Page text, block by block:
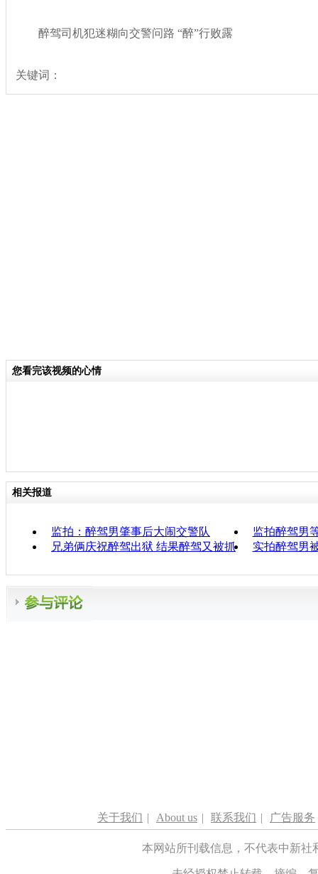
醉驾司机犯迷糊向交警问路 “醉”行败露
关键词：
您看完该视频的心情
相关报道
监拍：醉驾男肇事后大闹交警队
监拍醉驾男
兄弟俩庆祝醉驾出狱 结果醉驾又被抓
实拍醉驾男
关于我们 | About us | 联系我们 | 广告服务
本网站所刊载信息，不代表中新